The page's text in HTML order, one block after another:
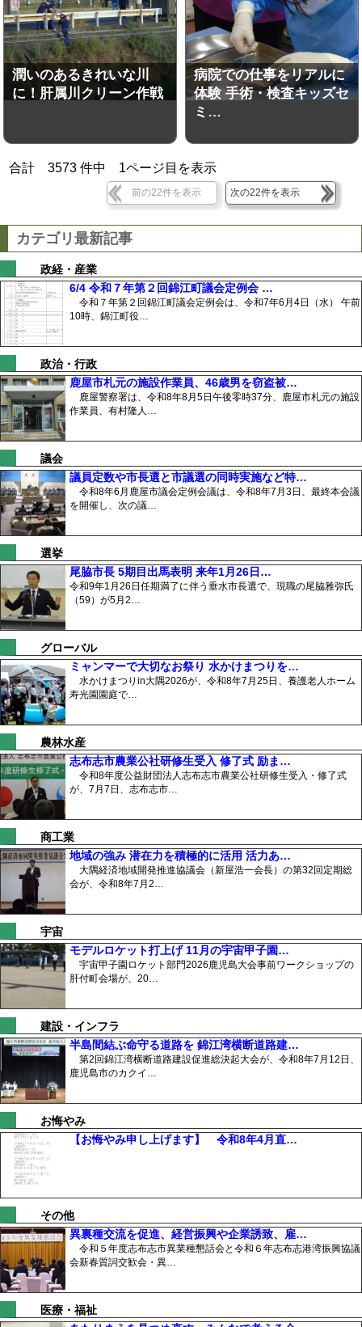
潤いのあるきれいな川
に！肝属川クリーン作戦
病院での仕事をリアルに
体験 手術・検査キッズセ
ミ…
合計3573 件中 1ページ目を表示
前の22件を表示 次の22件を表示
カテゴリ最新記事
政経・産業
6/4 令和７年第２回錦江町議会定例会 …
令和７年第２回錦江町議会定例会は、令和7年6月4日（水） 午前
10時、錦江町役…
政治・行政
鹿屋市札元の施設作業員、46歳男を窃盗被…
鹿屋警察署は、令和8年8月5日午後零時37分、鹿屋市札元の施設
作業員、有村隆人…
議会
議員定数や市長選と市議選の同時実施など特…
令和8年6月鹿屋市議会定例会議は、令和8年7月3日、最終本会議
を開催し、次の議…
選挙
尾脇市長 5期目出馬表明 来年1月26日…
令和9年1月26日任期満了に伴う垂水市長選で、現職の尾脇雅弥氏
（59）が5月2…
グローバル
ミャンマーで大切なお祭り 水かけまつりを…
水かけまつりin大隅2026が、令和8年7月25日、養護老人ホーム
寿光園園庭で…
農林水産
志布志市農業公社研修生受入 修了式 励ま…
令和8年度公益財団法人志布志市農業公社研修生受入・修了式
が、7月7日、志布志市…
商工業
地域の強み 潜在力を積極的に活用 活力あ…
大隅経済地域開発推進協議会（新屋浩一会長）の第32回定期総
会が、令和8年7月2…
宇宙
モデルロケット打上げ 11月の宇宙甲子園…
宇宙甲子園ロケット部門2026鹿児島大会事前ワークショップの
肝付町会場が、20…
建設・インフラ
半島間結ぶ命守る道路を 錦江湾横断道路建…
第2回錦江湾横断道路建設促進総決起大会が、令和8年7月12日、
鹿児島市のカクイ…
お悔やみ
【お悔やみ申し上げます】 令和8年4月直…
その他
異裏種交流を促進、経営振興や企業誘致、雇…
令和５年度志布志市異業種懇話会と令和６年志布志港湾振興協議
会新春質詞交歓会・異…
医療・福祉